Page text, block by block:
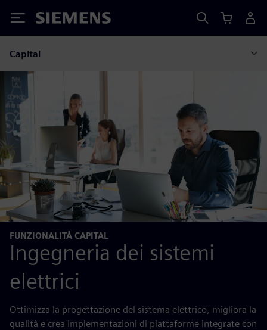
Siemens
Capital
FUNZIONALITÀ CAPITAL
Ingegneria dei sistemi
elettrici
Ottimizza la progettazione del sistema elettrico, migliora la
qualità e crea implementazioni di piattaforme integrate con